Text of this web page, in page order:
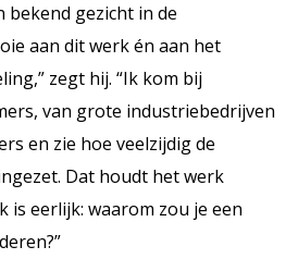
bekend gezicht in de
aan dit werk én aan het
zegt hij. “Ik kom bij
van grote industriebedrijven
en zie hoe veelzijdig de
Dat houdt het werk
is eerlijk: waarom zou je een